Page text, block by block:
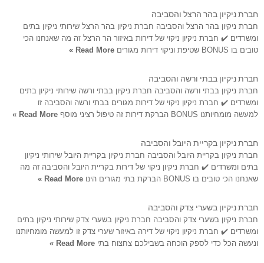
חברת ניקיון בהר הרצל והסביבה
חברת ניקיון בהר הרצל והסביבה חברת ניקיון בהר הרצל שירותי ניקיון בתים
ומשרדים ✔️ חברת ניקיון ניקוי של דירות באיזור הר הרצל זה מה שאנחנו הכי
טובים בו BONUS שטיפת וניקוי דירות מגורים
Read More »
חברת ניקיון בבתי ורשה והסביבה
חברת ניקיון בבתי ורשה והסביבה חברת ניקיון בבתי ורשה שירותי ניקיון בתים
ומשרדים ✔️ חברת ניקיון ניקוי של דירות מגורים בבתי ורשה והסביבה זו
למעשה מומחיותנו BONUS הברקת דירות זה טיפול רציני מוסף
Read More »
חברת ניקיון בקריית היובל והסביבה
חברת ניקיון בקריית היובל והסביבה חברת ניקיון בקריית היובל שירותי ניקיון
בתים ומשרדים ✔️ חברת ניקיון ניקוי של דירות בקריית היובל והסביבה זה מה
שאנחנו הכי טובים בו BONUS הברקת בתי מגורים הינו
Read More »
חברת ניקיון בשערי צדק והסביבה
חברת ניקיון בשערי צדק והסביבה חברת ניקיון בשערי צדק שירותי ניקיון בתים
ומשרדים ✔️ חברת ניקיון ניקוי של דירה באיזור שערי צדק זו למעשה מומחיותנו
ונעשה הכל כדי לספק הוכחה בשבילכם צחצוח בתי Read More »